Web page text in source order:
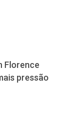
Florence
pressão